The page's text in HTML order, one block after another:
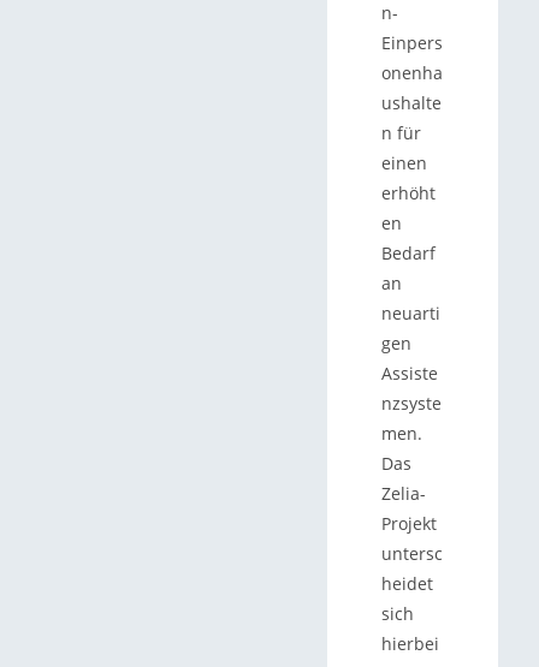
n-
Einpers
onenha
ushalte
n für
einen
erhöht
en
Bedarf
an
neuarti
gen
Assiste
nzsyste
men.
Das
Zelia-
Projekt
untersc
heidet
sich
hierbei